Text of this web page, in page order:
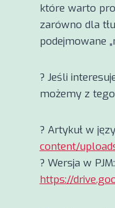
które warto
zarówno dla
podejmowane
? Jeśli
możemy z
? Artykuł w
content/
? Wersja w PJM:
https://